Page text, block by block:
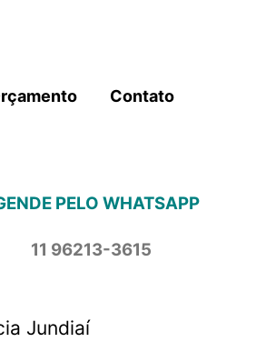
Contato
PELO WHATSAPP
11 96213-3615
Jundiaí